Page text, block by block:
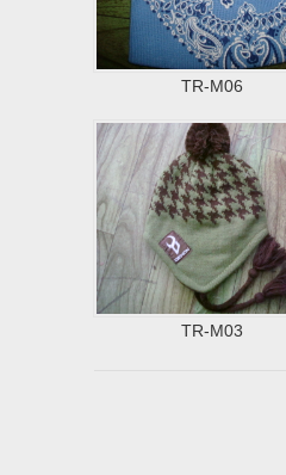
TR-M06
TR-M03